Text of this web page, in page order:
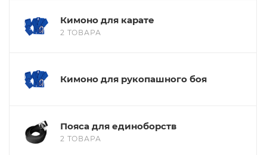
Кимоно для карате
2 ТОВАРА
Кимоно для рукопашного боя
Пояса для единоборств
2 ТОВАРА